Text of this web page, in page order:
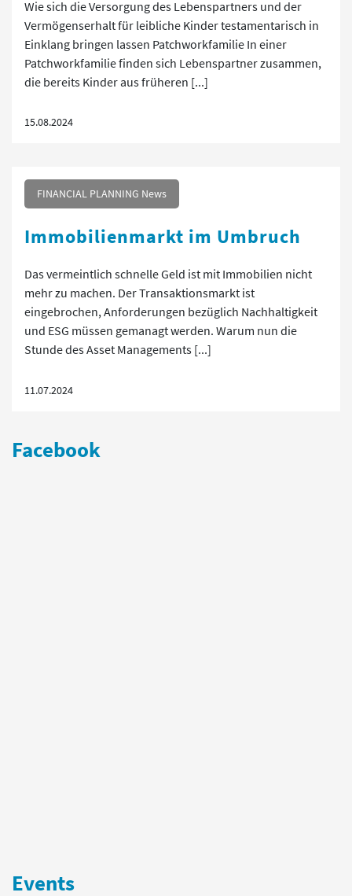
Wie sich die Versorgung des Lebenspartners und der
Vermögenserhalt für leibliche Kinder testamentarisch in
Einklang bringen lassen Patchworkfamilie In einer
Patchworkfamilie finden sich Lebenspartner zusammen,
die bereits Kinder aus früheren [...]
15.08.2024
FINANCIAL PLANNING News
Immobilienmarkt im Umbruch
Das vermeintlich schnelle Geld ist mit Immobilien nicht
mehr zu machen. Der Transaktionsmarkt ist
eingebrochen, Anforderungen bezüglich Nachhaltigkeit
und ESG müssen gemanagt werden. Warum nun die
Stunde des Asset Managements [...]
11.07.2024
Facebook
Events